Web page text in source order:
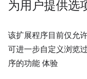
为用户提供选
该扩展程序目前仅允
可进一步自定义浏览
序的功能 体验